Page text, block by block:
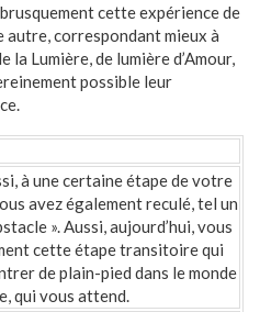
cette expérience de
correspondant mieux à
Lumière, de lumière d’Amour,
possible leur
à une certaine étape de votre
avez également reculé, tel un
». Aussi, aujourd’hui, vous
cette étape transitoire qui
de plain-pied dans le monde
qui vous attend.